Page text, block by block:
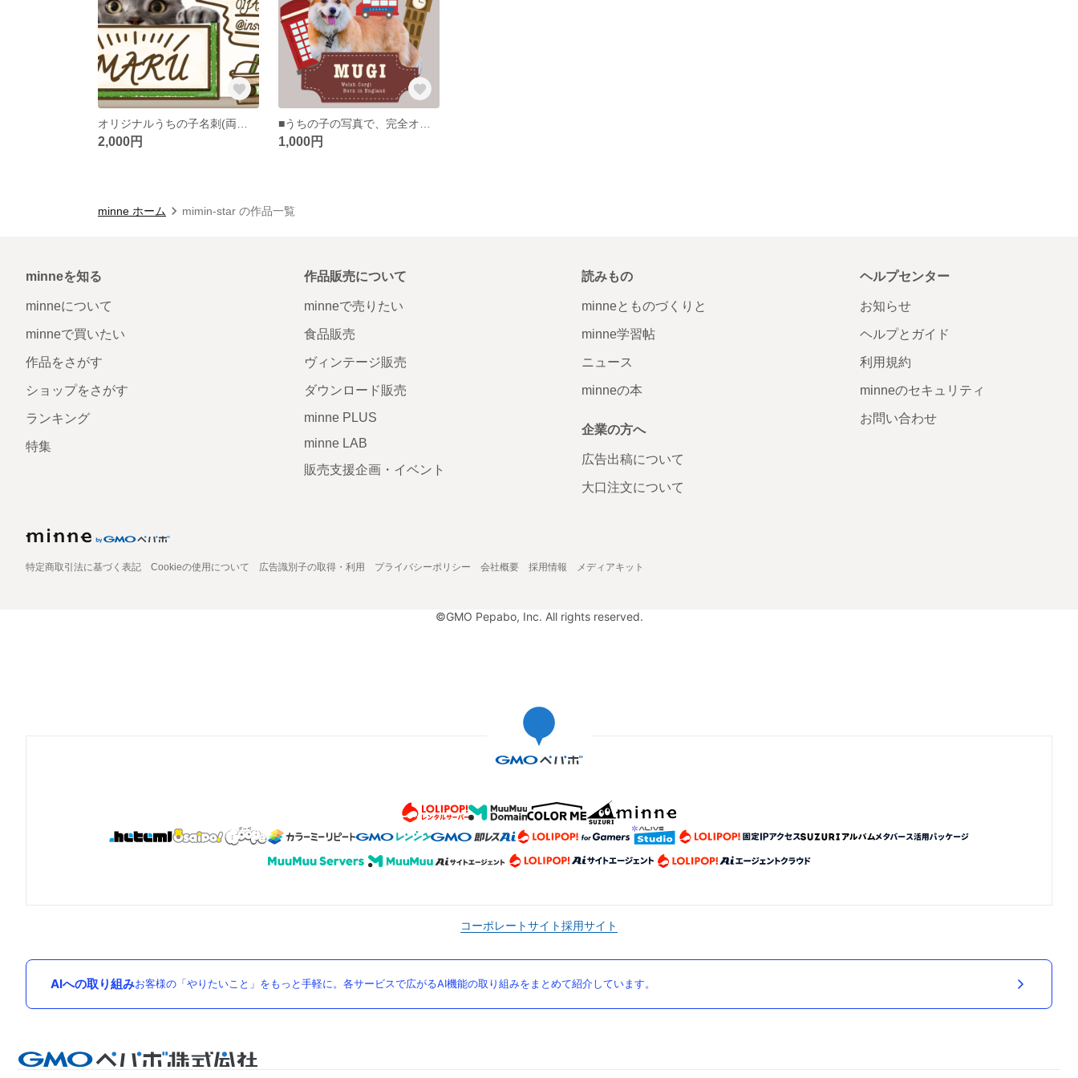
2,000円 1,000円
minne ホーム mimin-star の作品一覧
minneを知る
minneについて
minneで買いたい
作品をさがす
ショップをさがす
ランキング
特集
作品販売について
minneで売りたい
食品販売
ヴィンテージ販売
ダウンロード販売
minne PLUS
minne LAB
販売支援企画・イベント
読みもの
minneとものづくりと
minne学習帖
ニュース
minneの本
企業の方へ
広告出稿について
大口注文について
ヘルプセンター
お知らせ
ヘルプとガイド
利用規約
minneのセキュリティ
お問い合わせ
特定商取引法に基づく表記 Cookieの使用について 広告識別子の取得・利用 プライバシーポリシー 会社概要 採用情報 メディアキット
©GMO Pepabo, Inc. All rights reserved.
コーポレートサイト採用サイト
AIへの取り組みお客様の「やりたいこと」をもっと手軽に。各サービスで広がるAI機能の取り組みをまとめて紹介しています。